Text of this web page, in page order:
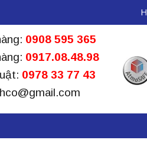
0908 595 365
0917.08.48.98
0978 33 77 43